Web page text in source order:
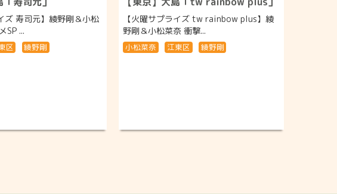
ズ 寿司元】綾野剛＆小松
SP ...
区 綾野剛
【火曜サプライズ tw rainbow plus】綾
野剛＆小松菜奈 衝撃...
小松菜奈 江東区 綾野剛